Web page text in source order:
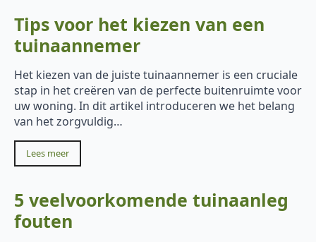
Tips voor het kiezen van een
tuinaannemer
Het kiezen van de juiste tuinaannemer is een cruciale
stap in het creëren van de perfecte buitenruimte voor
uw woning. In dit artikel introduceren we het belang
van het zorgvuldig…
Lees meer
5 veelvoorkomende tuinaanleg
fouten